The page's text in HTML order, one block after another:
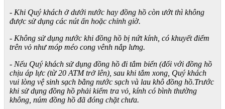
- Khi Quý khách ở dưới nước hay đồng hồ còn ướt thì không
được sử dụng các nút ấn hoặc chỉnh giờ.
- Không sử dụng nước khi đồng hồ bị nứt kính, có khuyết điểm
trên vỏ như móp méo cong vênh nắp lưng.
- Nếu Quý khách sử dụng đồng hồ đi tắm biển (đối với đồng hồ
chịu áp lực (từ 20 ATM trở lên), sau khi tắm xong, Quý khách
vui lòng vệ sinh sạch bằng nước sạch và lau khô đồng hồ.Trước
khi sử dụng đồng hồ phải kiểm tra vỏ, kính có bình thường
không, núm đồng hồ đã đóng chặt chưa.